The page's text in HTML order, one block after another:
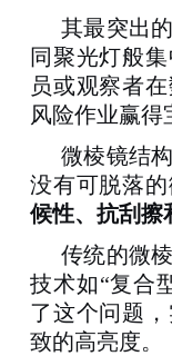
其最突出
同聚光灯般
员或观察者
风险作业赢得
微棱镜结
没有可脱落
候性、抗刮擦
传统的微
技术如“复合
了这个问题
致的高亮度。